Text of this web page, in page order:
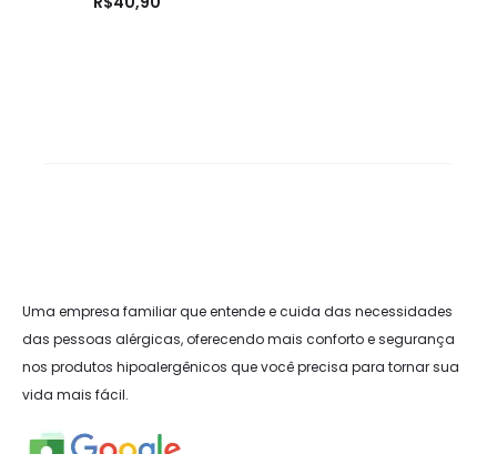
ão
Uma empresa familiar que entende e cuida das necessidades
das pessoas alérgicas, oferecendo mais conforto e segurança
nos produtos hipoalergênicos que você precisa para tornar sua
vida mais fácil.